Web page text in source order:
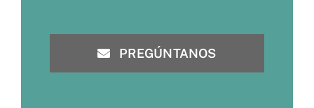
PREGÚNTANOS